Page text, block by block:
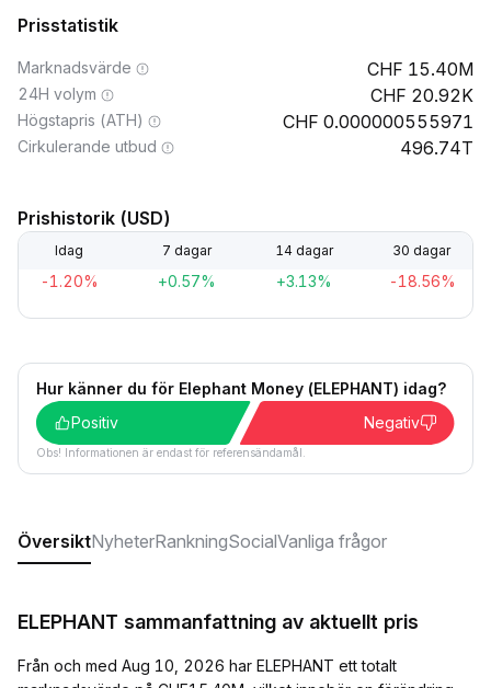
Prisstatistik
Marknadsvärde 15.40M
24H volym 20.92K
Högstapris (ATH) 0.000000555971
Cirkulerande utbud 496.74T
Prishistorik (USD)
Idag 7 dagar 14 dagar 30 dagar
-1.20% +0.57% +3.13% -18.56%
Hur känner du för Elephant Money (ELEPHANT) idag?
Positiv
Negativ
Obs! Informationen är endast för referensändamål.
ÖversiktNyheterRankningSocialVanliga frågor
ELEPHANT sammanfattning av aktuellt pris
Från och med Aug 10, 2026 har ELEPHANT ett totalt